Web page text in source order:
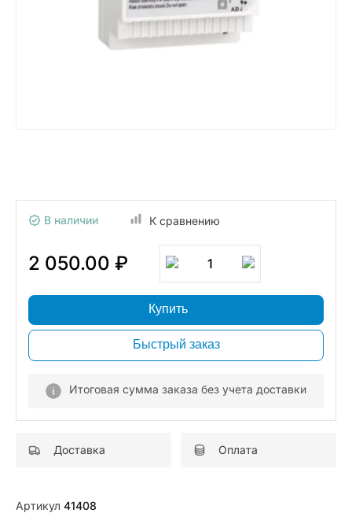
В наличии К сравнению
2 050.00 ₽ 1
Купить
Быстрый заказ
Итоговая сумма заказа без учета доставки
Доставка Оплата
Артикул 41408